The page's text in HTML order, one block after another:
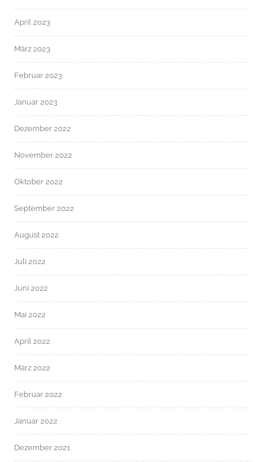
April 2023
März 2023
Februar 2023
Januar 2023
Dezember 2022
November 2022
Oktober 2022
September 2022
August 2022
Juli 2022
Juni 2022
Mai 2022
April 2022
März 2022
Februar 2022
Januar 2022
Dezember 2021